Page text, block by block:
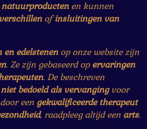
natuurproductenen kunnen
ofinsluitingen van
edelstenenop onze website zijn
. Ze zijn gebaseerd op ervaringen
. De beschreven
niet bedoeld als vervangingvoor
een gekwalificeerde therapeut
, raadpleeg altijd een arts.